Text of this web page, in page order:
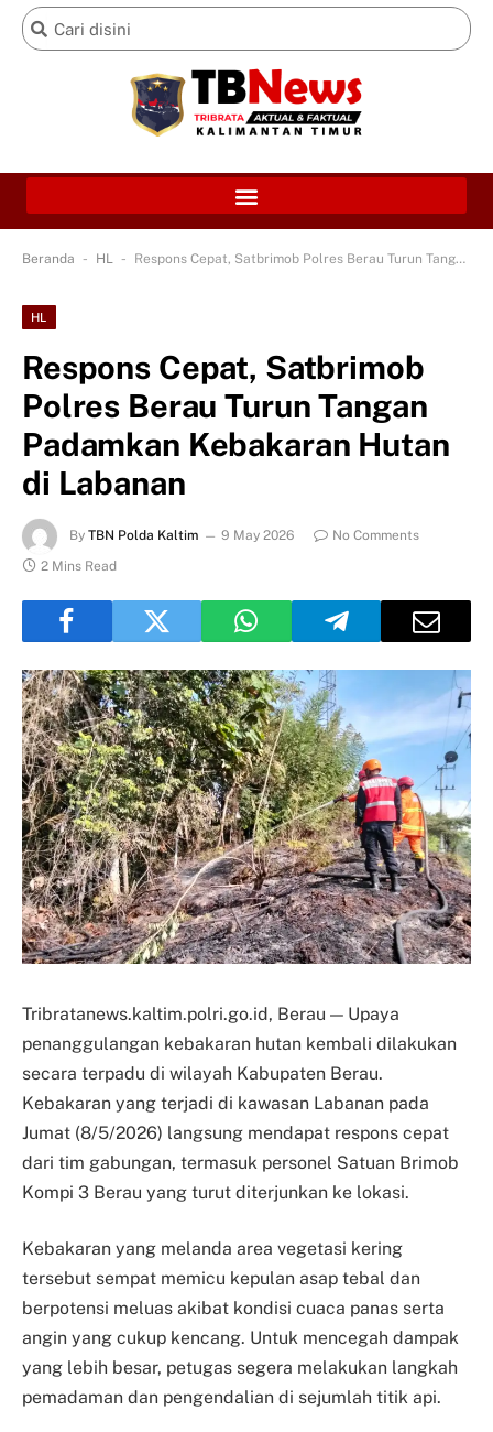
Beranda - HL - Respons Cepat, Satbrimob Polres Berau Turun Tangan Padamkan Kebakaran Hutan di Labanan
HL
Respons Cepat, Satbrimob
Polres Berau Turun Tangan
Padamkan Kebakaran Hutan
di Labanan
By TBN Polda Kaltim 9 May 2026
No Comments
2 Mins Read
Tribratanews.kaltim.polri.go.id, Berau — Upaya
penanggulangan kebakaran hutan kembali dilakukan
secara terpadu di wilayah Kabupaten Berau.
Kebakaran yang terjadi di kawasan Labanan pada
Jumat (8/5/2026) langsung mendapat respons cepat
dari tim gabungan, termasuk personel Satuan Brimob
Kompi 3 Berau yang turut diterjunkan ke lokasi.
Kebakaran yang melanda area vegetasi kering
tersebut sempat memicu kepulan asap tebal dan
berpotensi meluas akibat kondisi cuaca panas serta
angin yang cukup kencang. Untuk mencegah dampak
yang lebih besar, petugas segera melakukan langkah
pemadaman dan pengendalian di sejumlah titik api.